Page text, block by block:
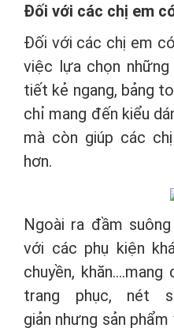
Đối với các chị em
Đối với các chị em
việc lựa chọn
tiết kẻ ngang, bảng
chỉ mang đến kiểu
mà còn giúp các
hơn.
Ngoài ra đầm
với các phụ kiện
chuyền,
trang phục, nét
giản nhưng sản